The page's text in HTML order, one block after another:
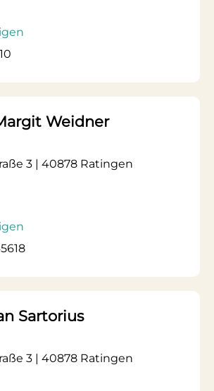
Weidner
3 | 40878 Ratingen
Sartorius
3 | 40878 Ratingen